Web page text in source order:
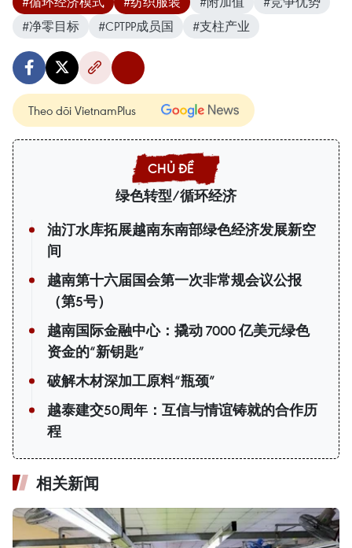
#净零目标
#CPTPP成员国 #支柱产业
Theo dõi VietnamPlus
绿色转型/循环经济
油汀水库拓展越南东南部绿色经济发展新空
间
越南第十六届国会第一次非常规会议公报
（第5号）
越南国际金融中心：撬动 7000 亿美元绿色
资金的“新钥匙”
破解木材深加工原料“瓶颈”
越泰建交50周年：互信与情谊铸就的合作历
程
相关新闻